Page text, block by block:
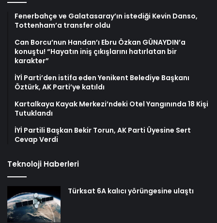
Fenerbahçe ve Galatasaray’ın istediği Kevin Danso,
Tottenham’a transfer oldu
Can Borcu’nun Handan’ı Ebru Özkan GÜNAYDIN’a
konuştu! “Hayatın iniş çıkışlarını hatırlatan bir
karakter”
İYİ Parti’den istifa eden Yenikent Belediye Başkanı
Öztürk, AK Parti’ye katıldı
Kartalkaya Kayak Merkezi’ndeki Otel Yangınında 18 Kişi
Tutuklandı
İYİ Partili Başkan Bekir Torun, AK Parti Üyesine Sert
Cevap Verdi
Teknoloji Haberleri
Türksat 6A kalıcı yörüngesine ulaştı